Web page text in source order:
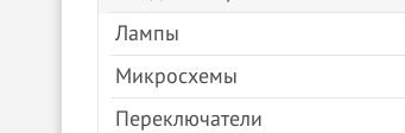
Лампы
Микросхемы
Переключатели